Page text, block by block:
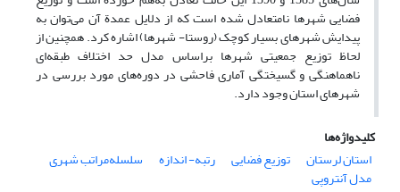
فضایی شهرها نامتعادل شده است که از دلایل عمدة آن می‌توان به
پیدایش شهرهای بسیار کوچک (روستا- شهرها) اشاره کرد. همچنین از
لحاظ توزیع جمعیتی شهرها براساس مدل حد اختلاف طبقه‌ای
ناهماهنگی و گسیختگی آماری فاحشی در دوره‌های مورد بررسی در
شهرهای استان وجود دارد.
کلیدواژه‌ها
استان لرستان
توزیع فضایی رتبه- اندازه سلسله‌مراتب شهری
مدل آنتروپی